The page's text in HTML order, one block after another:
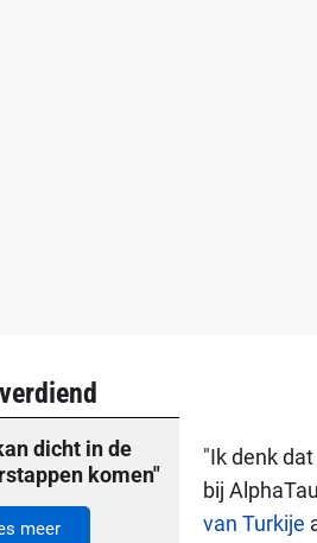
dicht in de
komen"
meer
"Ik denk
bij
van Turkije